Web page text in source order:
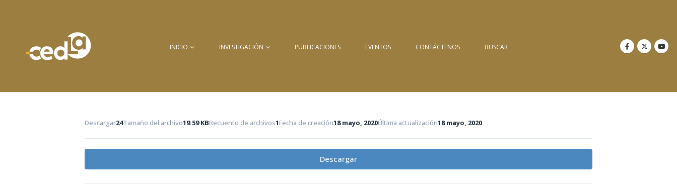
INICIO INVESTIGACIÓN PUBLICACIONES EVENTOS CONTÁCTENOS BUSCAR
Descargar24Tamaño del archivo19.59 KBRecuento de archivos1Fecha de creación18 mayo, 2020Última actualización18 mayo, 2020
Descargar